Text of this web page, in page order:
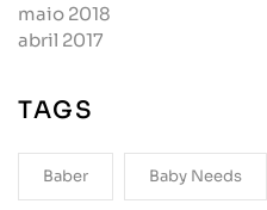
maio 2018
abril 2017
TAGS
Baber Baby Needs